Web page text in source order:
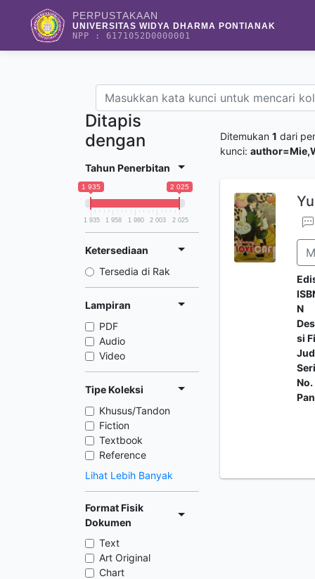
PERPUSTAKAAN
UNIVERSITAS WIDYA DHARMA PONTIANAK
NPP : 6171052D0000001
Ditapis
dengan
Tahun Penerbitan
1 935 2 025
1 935 1 958 1 980 2 003 2 025
Ketersediaan
Tersedia di Rak
Lampiran
PDF
Audio
Video
Tipe Koleksi
Khusus/Tandon
Fiction
Textbook
Reference
Lihat Lebih Banyak
Format Fisik
Dokumen
Text
Art Original
Chart
Ditemukan 1 dari
kunci:
N
si
No.